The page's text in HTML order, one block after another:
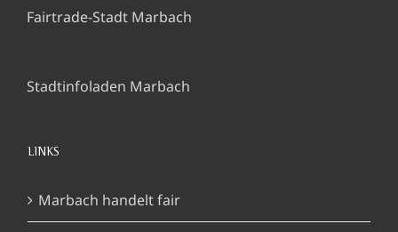
Fairtrade-Stadt Marbach
Stadtinfoladen Marbach
LINKS
Marbach handelt fair